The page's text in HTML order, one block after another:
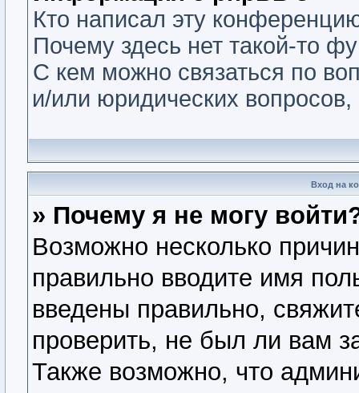
Кто написал эту
Почему здесь нет такой-то
С кем можно связаться по
и/или юридических
Вход на
» Почему я не могу
Возможно несколько
правильно вводите имя
введены правильно,
проверить, не был ли вам
Также возможно, что